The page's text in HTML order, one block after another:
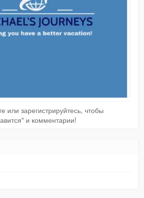
или зарегистрируйтесь, чтобы
и комментарии!